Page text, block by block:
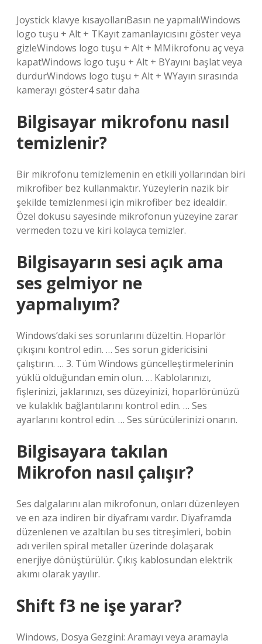
Joystick klavye kısayollarıBasın ne yapmalıWindows
logo tuşu + Alt + TKayıt zamanlayıcısını göster veya
gizleWindows logo tuşu + Alt + MMikrofonu aç veya
kapatWindows logo tuşu + Alt + BYayını başlat veya
durdurWindows logo tuşu + Alt + WYayın sırasında
kamerayı göster4 satır daha
Bilgisayar mikrofonu nasıl
temizlenir?
Bir mikrofonu temizlemenin en etkili yollarından biri
mikrofiber bez kullanmaktır. Yüzeylerin nazik bir
şekilde temizlenmesi için mikrofiber bez idealdir.
Özel dokusu sayesinde mikrofonun yüzeyine zarar
vermeden tozu ve kiri kolayca temizler.
Bilgisayarın sesi açık ama
ses gelmiyor ne
yapmalıyım?
Windows’daki ses sorunlarını düzeltin. Hoparlör
çıkışını kontrol edin. … Ses sorun gidericisini
çalıştırın. … 3. Tüm Windows güncelleştirmelerinin
yüklü olduğundan emin olun. … Kablolarınızı,
fişlerinizi, jaklarınızı, ses düzeyinizi, hoparlörünüzü
ve kulaklık bağlantılarını kontrol edin. … Ses
ayarlarını kontrol edin. … Ses sürücülerinizi onarın.
Bilgisayara takılan
Mikrofon nasıl çalışır?
Ses dalgalarını alan mikrofonun, onları düzenleyen
ve en aza indiren bir diyaframı vardır. Diyaframda
düzenlenen ve azaltılan bu ses titreşimleri, bobin
adı verilen spiral metaller üzerinde dolaşarak
enerjiye dönüştürülür. Çıkış kablosundan elektrik
akımı olarak yayılır.
Shift f3 ne işe yarar?
Windows, Dosya Gezgini: Aramayı veya aramayla